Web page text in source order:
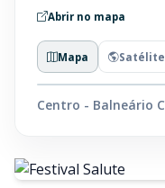
Abrir no mapa
Mapa Satélite
Centro - Balneário